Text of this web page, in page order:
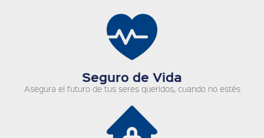
Seguro de Vida
Asegura el futuro de tus seres queridos, cuando no estés